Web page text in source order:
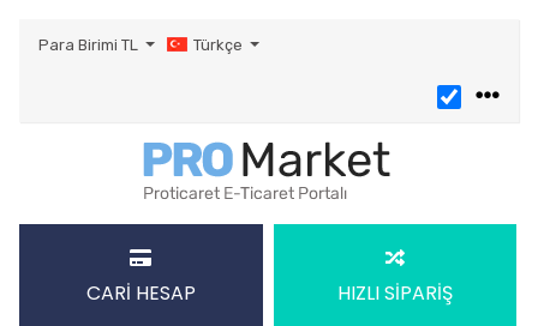
Para Birimi TL Türkçe
CARİ HESAP HIZLI SİPARİŞ